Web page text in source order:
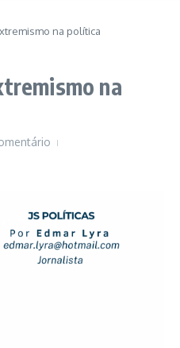
na política
na